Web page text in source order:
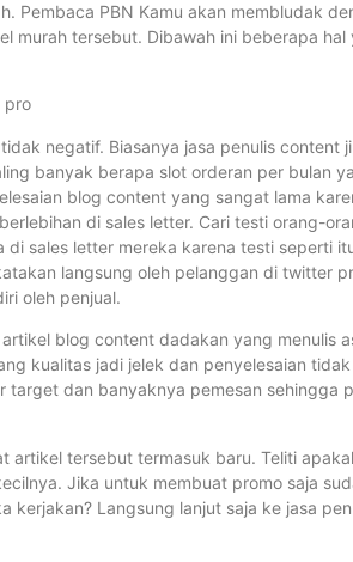
Pembaca PBN Kamu akan membludak
murah tersebut. Dibawah ini beberapa
negatif. Biasanya jasa penulis
banyak berapa slot orderan per bulan
blog content yang sangat lama
di sales letter. Cari testi orang-
sales letter mereka karena testi seperti
langsung oleh pelanggan di twitter
oleh penjual.
blog content dadakan yang menulis
kualitas jadi jelek dan penyelesaian
target dan banyaknya pemesan sehingga
artikel tersebut termasuk baru. Teliti
Jika untuk membuat promo saja
kerjakan? Langsung lanjut saja ke jasa